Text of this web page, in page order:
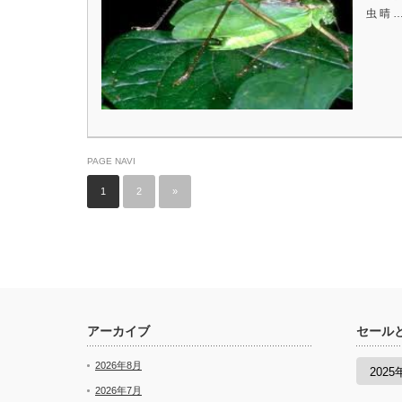
虫 晴 …
PAGE NAVI
1 2 »
アーカイブ
2026年8月
2026年7月
セール
セ